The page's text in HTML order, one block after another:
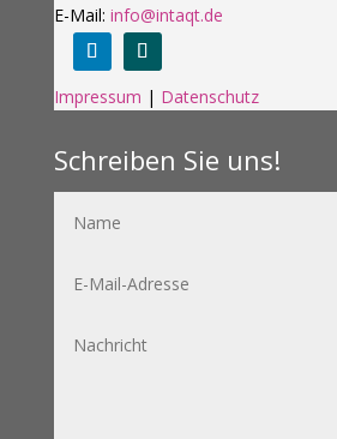
E-Mail: info@intaqt.de
Impressum | Datenschutz
Schreiben Sie uns!